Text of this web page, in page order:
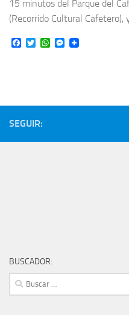
15 minutos del Parque del
(Recorrido Cultural Cafetero),
Facebook
TwitterWhatsApp
Messenger
SEGUIR:
BUSCADOR:
Buscar: